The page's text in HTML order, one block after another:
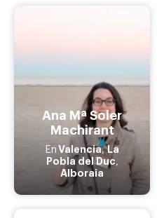
Ana Mª Soler
Machirant
En Valencia,La
Pobla del Duc,
Alboraia